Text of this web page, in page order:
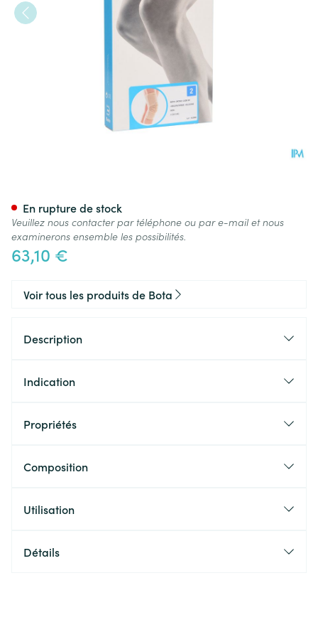
63,10 €
En rupture de stock
Veuillez nous contacter par téléphone ou par e-mail et nous
examinerons ensemble les possibilités.
Voir tous les produits de Bota
Description
Indication
Propriétés
Composition
Utilisation
Détails